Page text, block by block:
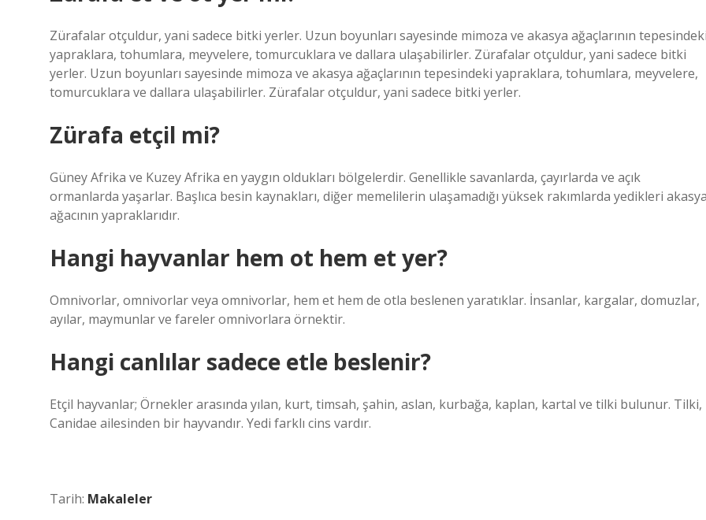
Zürafalar otçuldur, yani sadece bitki yerler. Uzun boyunları sayesinde mimoza ve akasya ağaçlarının
yapraklara, tohumlara, meyvelere, tomurcuklara ve dallara ulaşabilirler. Zürafalar otçuldur, yani sadece bitki
yerler. Uzun boyunları sayesinde mimoza ve akasya ağaçlarının tepesindeki yapraklara, tohumlara, meyvelere,
tomurcuklara ve dallara ulaşabilirler. Zürafalar otçuldur, yani sadece bitki yerler.
Zürafa etçil mi?
Güney Afrika ve Kuzey Afrika en yaygın oldukları bölgelerdir. Genellikle savanlarda, çayırlarda ve açık
ormanlarda yaşarlar. Başlıca besin kaynakları, diğer memelilerin ulaşamadığı yüksek rakımlarda yedikleri
ağacının yapraklarıdır.
Hangi hayvanlar hem ot hem et yer?
Omnivorlar, omnivorlar veya omnivorlar, hem et hem de otla beslenen yaratıklar. İnsanlar, kargalar, domuzlar,
ayılar, maymunlar ve fareler omnivorlara örnektir.
Hangi canlılar sadece etle beslenir?
Etçil hayvanlar; Örnekler arasında yılan, kurt, timsah, şahin, aslan, kurbağa, kaplan, kartal ve tilki bulunur. Tilki,
Canidae ailesinden bir hayvandır. Yedi farklı cins vardır.
Tarih: Makaleler